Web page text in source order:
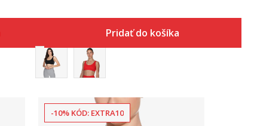
Pridať do košíka
-10% KÓD: EXTRA10